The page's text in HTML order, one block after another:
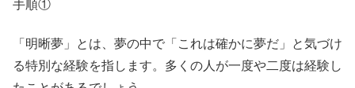
手順①
「明晰夢」とは、夢の中で「これは確かに夢だ」と気づけ
る特別な経験を指します。多くの人が一度や二度は経験し